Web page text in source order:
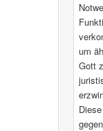
um
Gott